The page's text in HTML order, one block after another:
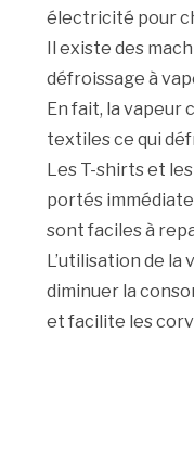
électricité pour
Il existe des
défroissage à
En fait, la vapeur
textiles ce qui
Les T-shirts et
portés
sont faciles à
L’utilisation de
diminuer la
et facilite les